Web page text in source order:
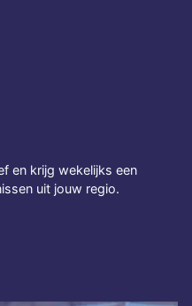
en krijg wekelijks een
uit jouw regio.